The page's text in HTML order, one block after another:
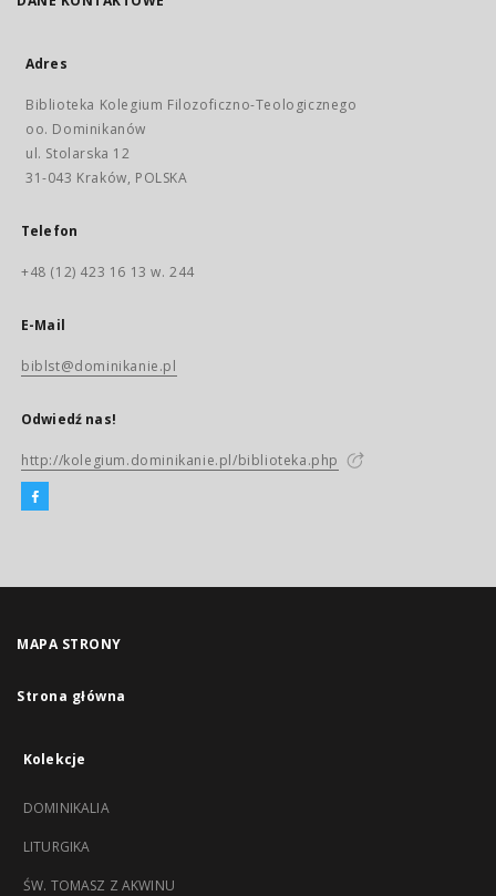
Adres
Biblioteka Kolegium Filozoficzno-Teologicznego
oo. Dominikanów
ul. Stolarska 12
31-043 Kraków, POLSKA
Telefon
+48 (12) 423 16 13 w. 244
E-Mail
biblst@dominikanie.pl
Odwiedź nas!
http://kolegium.dominikanie.pl/biblioteka.php
MAPA STRONY
Strona główna
Kolekcje
DOMINIKALIA
LITURGIKA
ŚW. TOMASZ Z AKWINU